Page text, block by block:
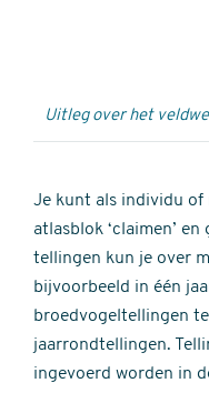
Uitleg over het
Je kunt als individu of
atlasblok ‘claimen’
tellingen kun je over
bijvoorbeeld in één
broedvogeltellingen
jaarrondtellingen.
ingevoerd worden in